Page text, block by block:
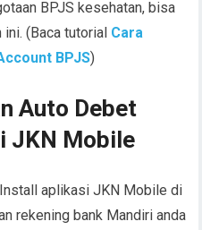
BPJS kesehatan, bisa
(Baca tutorial Cara
BPJS)
Auto Debet
JKN Mobile
aplikasi JKN Mobile di
rekening bank Mandiri anda